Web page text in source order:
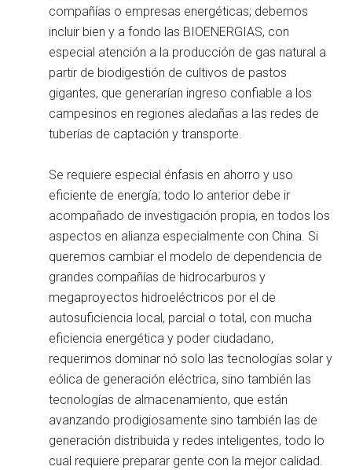
compañías o empresas energéticas; debemos
incluir bien y a fondo las BIOENERGIAS, con
especial atención a la producción de gas natural a
partir de biodigestión de cultivos de pastos
gigantes, que generarían ingreso confiable a los
campesinos en regiones aledañas a las redes de
tuberías de captación y transporte.
Se requiere especial énfasis en ahorro y uso
eficiente de energía; todo lo anterior debe ir
acompañado de investigación propia, en todos los
aspectos en alianza especialmente con China. Si
queremos cambiar el modelo de dependencia de
grandes compañías de hidrocarburos y
megaproyectos hidroeléctricos por el de
autosuficiencia local, parcial o total, con mucha
eficiencia energética y poder ciudadano,
requerimos dominar nó solo las tecnologías solar y
eólica de generación eléctrica, sino también las
tecnologías de almacenamiento, que están
avanzando prodigiosamente sino también las de
generación distribuida y redes inteligentes, todo lo
cual requiere preparar gente con la mejor calidad.